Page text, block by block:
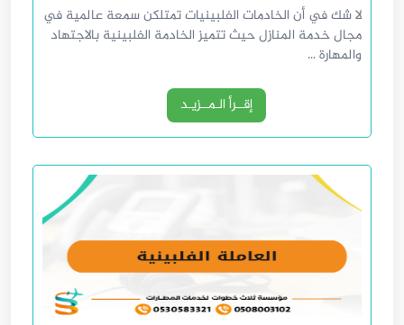
لا شك في أن الخادمات الفلبينيات تمتلكن سمعة عالمية في
مجال خدمة المنازل حيث تتميز الخادمة الفلبينية بالاجتهاد
والمهارة ...
إقــرأ الـمــزيـد